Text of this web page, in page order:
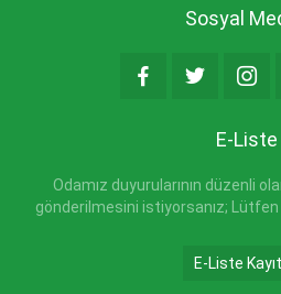
Sosyal
E-Liste
Odamız duyurularının düzenli
gönderilmesini istiyorsanız;
E-Liste Kayıt